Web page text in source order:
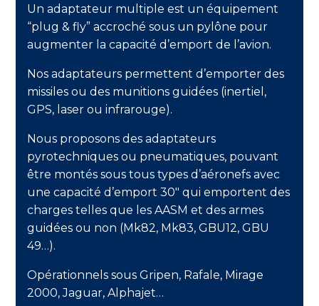
Un adaptateur multiple est un équipement
“plug & fly” accroché sous un pylône pour
augmenter la capacité d’emport de l’avion.
Nos adaptateurs permettent d’emporter des
missiles ou des munitions guidées (inertiel,
GPS, laser ou infrarouge).
Nous proposons des adaptateurs
pyrotechniques ou pneumatiques, pouvant
être montés sous tous types d’aéronefs avec
une capacité d’emport 30″ qui emportent des
charges telles que les AASM et des armes
guidées ou non (Mk82, Mk83, GBU12, GBU
49…).
Opérationnels sous Gripen, Rafale, Mirage
2000, Jaguar, Alphajet…